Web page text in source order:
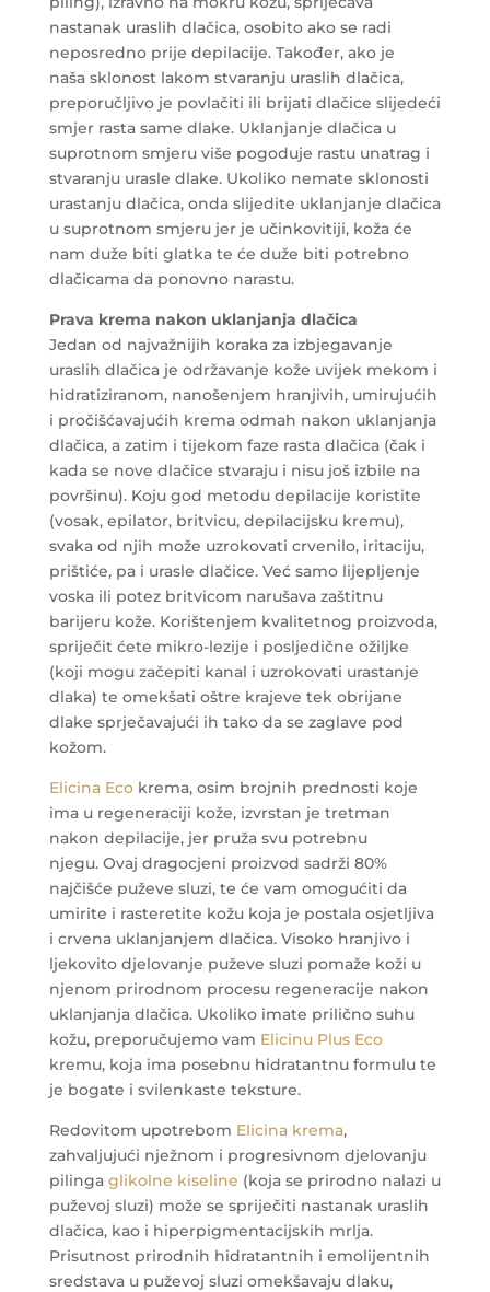
nastanak uraslih dlačica, osobito ako se radi
neposredno prije depilacije. Također, ako je
naša sklonost lakom stvaranju uraslih dlačica,
preporučljivo je povlačiti ili brijati dlačice slijedeći
smjer rasta same dlake. Uklanjanje dlačica u
suprotnom smjeru više pogoduje rastu unatrag i
stvaranju urasle dlake. Ukoliko nemate sklonosti
urastanju dlačica, onda slijedite uklanjanje dlačica
u suprotnom smjeru jer je učinkovitiji, koža će
nam duže biti glatka te će duže biti potrebno
dlačicama da ponovno narastu.
Prava krema nakon uklanjanja dlačica
Jedan od najvažnijih koraka za izbjegavanje
uraslih dlačica je održavanje kože uvijek mekom i
hidratiziranom, nanošenjem hranjivih, umirujućih
i pročišćavajućih krema odmah nakon uklanjanja
dlačica, a zatim i tijekom faze rasta dlačica (čak i
kada se nove dlačice stvaraju i nisu još izbile na
površinu). Koju god metodu depilacije koristite
(vosak, epilator, britvicu, depilacijsku kremu),
svaka od njih može uzrokovati crvenilo, iritaciju,
prištiće, pa i urasle dlačice. Već samo lijepljenje
voska ili potez britvicom narušava zaštitnu
barijeru kože. Korištenjem kvalitetnog proizvoda,
spriječit ćete mikro-lezije i posljedične ožiljke
(koji mogu začepiti kanal i uzrokovati urastanje
dlaka) te omekšati oštre krajeve tek obrijane
dlake sprječavajući ih tako da se zaglave pod
kožom.
Elicina Ecokrema, osim brojnih prednosti koje
ima u regeneraciji kože, izvrstan je tretman
nakon depilacije, jer pruža svu potrebnu
njegu. Ovaj dragocjeni proizvod sadrži 80%
najčišće puževe sluzi, te će vam omogućiti da
umirite i rasteretite kožu koja je postala osjetljiva
i crvena uklanjanjem dlačica. Visoko hranjivo i
ljekovito djelovanje puževe sluzi pomaže koži u
njenom prirodnom procesu regeneracije nakon
uklanjanja dlačica. Ukoliko imate prilično suhu
kožu, preporučujemo vam Elicinu Plus Eco
kremu, koja ima posebnu hidratantnu formulu te
je bogate i svilenkaste teksture.
Redovitom upotrebom Elicina krema,
zahvaljujući nježnom i progresivnom djelovanju
pilinga glikolne kiseline (koja se prirodno nalazi u
puževoj sluzi) može se spriječiti nastanak uraslih
dlačica, kao i hiperpigmentacijskih mrlja.
Prisutnost prirodnih hidratantnih i emolijentnih
sredstava u puževoj sluzi omekšavaju dlaku,